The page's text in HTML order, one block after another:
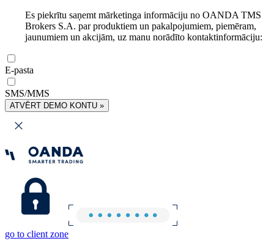
Es piekrītu saņemt mārketinga informāciju no OANDA TMS
Brokers S.A. par produktiem un pakalpojumiem, piemēram,
jaunumiem un akcijām, uz manu norādīto kontaktinformāciju:
E-pasta
SMS/MMS
ATVĒRT DEMO KONTU »
go to client zone